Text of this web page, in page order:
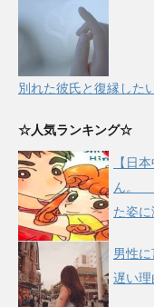
別れた彼氏と復縁した
☆人気ランキング☆
【日
ん。
た姿に
男性
遅い理